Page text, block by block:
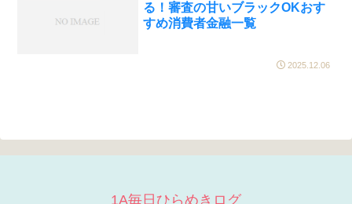
る！審査の甘いブラックOKおす
すめ消費者金融一覧
2025.12.06
1A毎日ひらめきログ